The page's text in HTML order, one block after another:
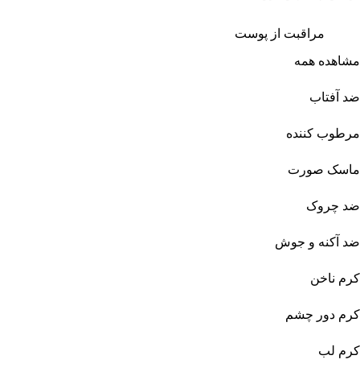
مراقبت از پوست
مشاهده همه
ضد آفتاب
مرطوب کننده
ماسک صورت
ضد چروک
ضد آکنه و جوش
کرم ناخن
کرم دور چشم
کرم لب